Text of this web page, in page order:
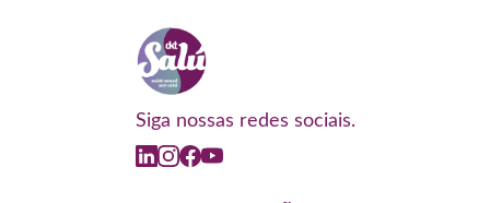
Siga nossas redes sociais.